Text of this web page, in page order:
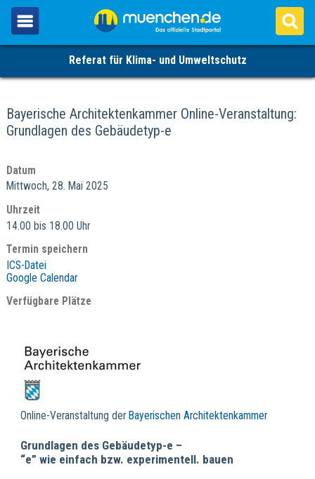
Referat für Klima- und Umweltschutz
Bayerische Architektenkammer Online-Veranstaltung:
Grundlagen des Gebäudetyp-e
Datum
Mittwoch, 28. Mai 2025
Uhrzeit
14.00 bis 18.00 Uhr
Termin speichern
ICS-Datei
Google Calendar
Verfügbare Plätze
Online-Veranstaltung der Bayerischen Architektenkammer
Grundlagen des Gebäudetyp-e –
“e” wie einfach bzw. experimentell. bauen